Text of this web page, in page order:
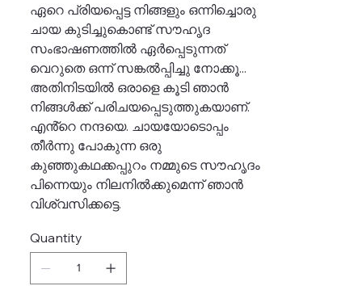
ഏറെ പ്രിയപ്പെട്ട നിങ്ങളും ഒന്നിച്ചൊരു
ചായ കുടിച്ചുകൊണ്ട് സൗഹൃദ
സംഭാഷണത്തിൽ ഏർപ്പെടുന്നത്
വെറുതെ ഒന്ന് സങ്കൽപ്പിച്ചു നോക്കൂ...
അതിനിടയിൽ ഒരാളെ കൂടി ഞാൻ
നിങ്ങൾക്ക് പരിചയപ്പെടുത്തുകയാണ്.
എൻ്റെ നന്ദയെ. ചായയോടൊപ്പം
തീർന്നു പോകുന്ന ഒരു
കുഞ്ഞുകഥക്കപ്പുറം നമ്മുടെ സൗഹൃദം
പിന്നെയും നിലനിൽക്കുമെന്ന് ഞാൻ
വിശ്വസിക്കട്ടെ.
Quantity